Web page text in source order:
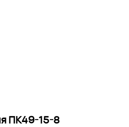
ПК49-15-8